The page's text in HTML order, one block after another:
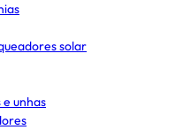
solar
unhas